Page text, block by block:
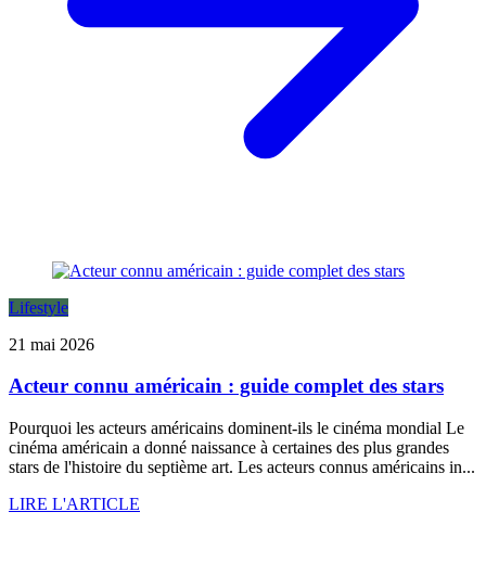
Lifestyle
21 mai 2026
Acteur connu américain : guide complet des stars
Pourquoi les acteurs américains dominent-ils le cinéma mondial Le
cinéma américain a donné naissance à certaines des plus grandes
stars de l'histoire du septième art. Les acteurs connus américains in...
LIRE L'ARTICLE